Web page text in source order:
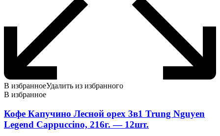
В избранноеУдалить из избранного
В избранное
Кофе Капучино Лесной орех 3в1 Trung Nguyen
Legend Cappuccino, 216г. — 12шт.